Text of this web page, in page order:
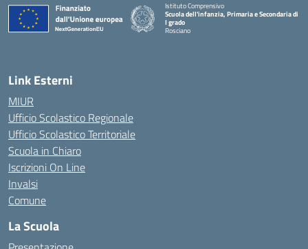
Istituto Comprensivo
Scuola dell'infanzia, Primaria e Secondaria di
I grado
Rosciano
Link Esterni
MIUR
Ufficio Scolastico Regionale
Ufficio Scolastico Territoriale
Scuola in Chiaro
Iscrizioni On Line
Invalsi
Comune
La Scuola